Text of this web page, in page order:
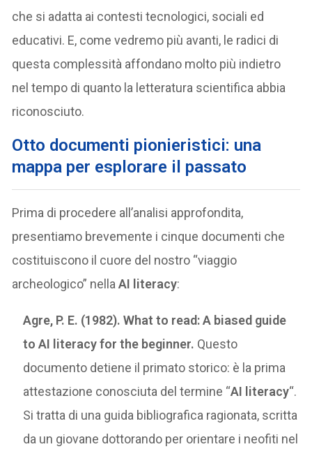
che si adatta ai contesti tecnologici, sociali ed
educativi. E, come vedremo più avanti, le radici di
questa complessità affondano molto più indietro
nel tempo di quanto la letteratura scientifica abbia
riconosciuto.
Otto documenti pionieristici: una
mappa per esplorare il passato
Prima di procedere all’analisi approfondita,
presentiamo brevemente i cinque documenti che
costituiscono il cuore del nostro “viaggio
archeologico” nellaAI literacy:
Agre, P. E. (1982). What to read: A biased guide
to AI literacy for the beginner. Questo
documento detiene il primato storico: è la prima
attestazione conosciuta del termine “AI literacy“.
Si tratta di una guida bibliografica ragionata, scritta
da un giovane dottorando per orientare i neofiti nel